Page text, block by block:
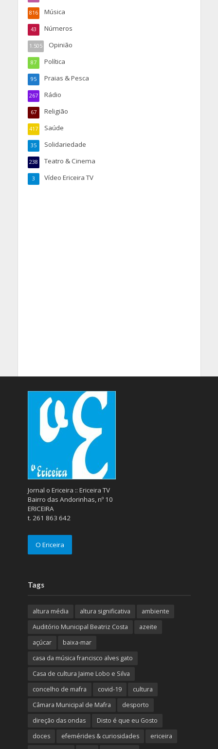
Música
816
Números
43
Opinião
1.505
Política
87
Praias & Pesca
95
Rádio
267
Religião
67
Saúde
417
Solidariedade
35
Teatro & Cinema
238
Vídeo Ericeira TV
3
Jornal o Ericeira :: Ericeira TV
Bairro das Andorinhas, nº 10
ERICEIRA
t. 261 863 642
O Ericeira
Tags
altura média altura significativa
ambiente
Auditório Municipal Beatriz Costa
azeite
açúcar
baixa-mar
casa da música francisco alves gato
Casa de cultura Jaime Lobo e Silva
concelho de mafra
covid-19
cultura
Câmara Municipal de Mafra
desporto
direção das ondas
Disto é que eu Gosto
doces
efemérides & curiosidades
ericeira